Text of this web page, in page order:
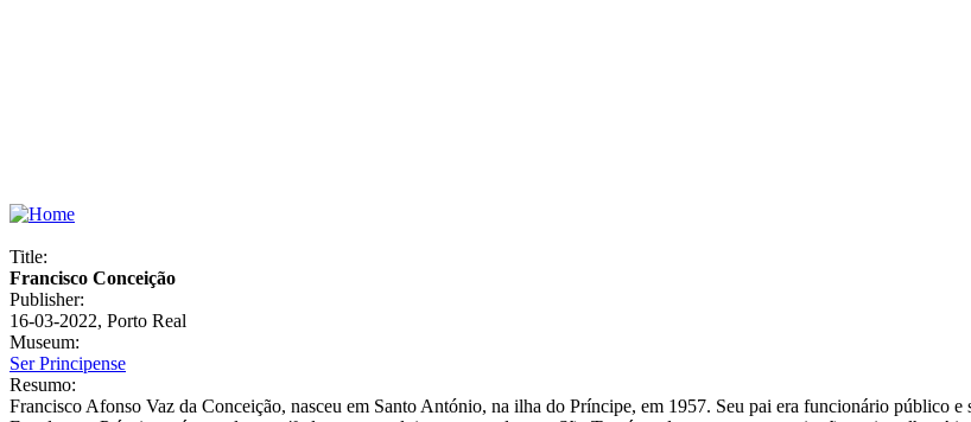
Title:
Francisco Conceição
Publisher:
16-03-2022, Porto Real
Museum:
Ser Principense
Resumo:
Francisco Afonso Vaz da Conceição, nasceu em Santo António, na ilha do Príncipe, em 1957. Seu pai era funcionário público e